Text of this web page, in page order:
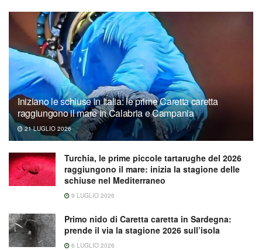
Iniziano le schiuse in Italia: le prime Caretta caretta
raggiungono il mare in Calabria e Campania
21 LUGLIO 2026
Turchia, le prime piccole tartarughe del 2026
raggiungono il mare: inizia la stagione delle
schiuse nel Mediterraneo
9 LUGLIO 2026
Primo nido di Caretta caretta in Sardegna:
prende il via la stagione 2026 sull’isola
6 LUGLIO 2026